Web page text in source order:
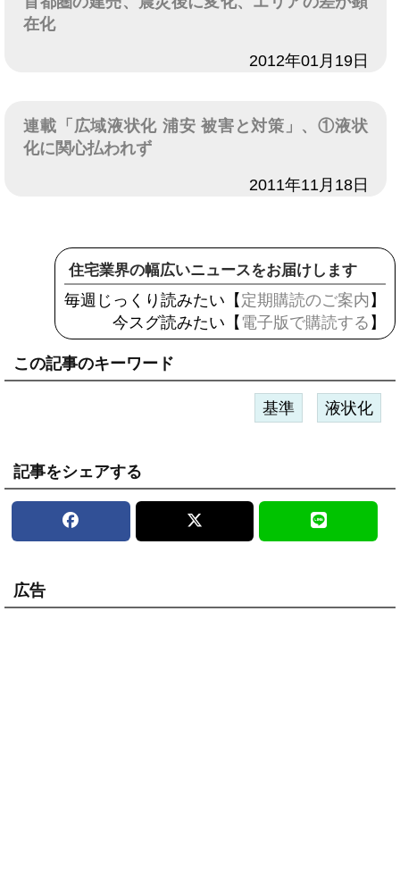
在化
2012年01月19日
連載「広域液状化 浦安 被害と対策」、①液状
化に関心払われず
2011年11月18日
住宅業界の幅広いニュースをお届けします
毎週じっくり読みたい【 定期購読のご案内 】
今スグ読みたい【 電子版で購読する 】
この記事のキーワード
基準 液状化
記事をシェアする
広告